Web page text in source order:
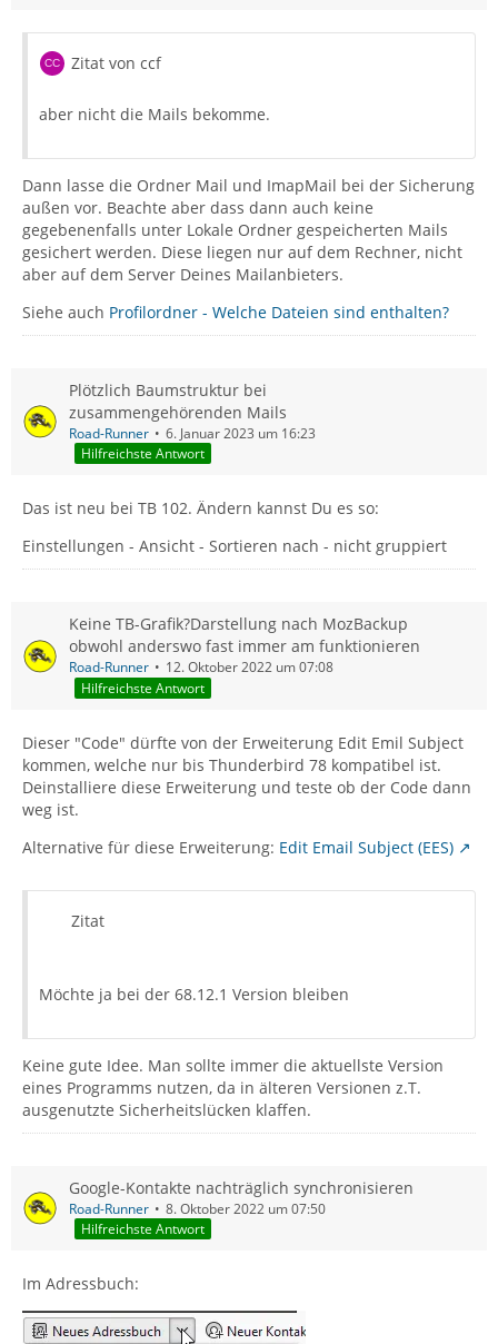
Zitat von ccf
aber nicht die Mails bekomme.
Dann lasse die Ordner Mail und ImapMail bei der Sicherung
außen vor. Beachte aber dass dann auch keine
gegebenenfalls unter Lokale Ordner gespeicherten Mails
gesichert werden. Diese liegen nur auf dem Rechner, nicht
aber auf dem Server Deines Mailanbieters.
Siehe auch Profilordner - Welche Dateien sind enthalten?
Plötzlich Baumstruktur bei
zusammengehörenden Mails
Road-Runner
6. Januar 2023 um 16:23
Hilfreichste Antwort
Das ist neu bei TB 102. Ändern kannst Du es so:
Einstellungen - Ansicht - Sortieren nach - nicht gruppiert
Keine TB-Grafik?Darstellung nach MozBackup
obwohl anderswo fast immer am funktionieren
Road-Runner
12. Oktober 2022 um 07:08
Hilfreichste Antwort
Dieser "Code" dürfte von der Erweiterung Edit Emil Subject
kommen, welche nur bis Thunderbird 78 kompatibel ist.
Deinstalliere diese Erweiterung und teste ob der Code dann
weg ist.
Alternative für diese Erweiterung: Edit Email Subject (EES)
Zitat
Möchte ja bei der 68.12.1 Version bleiben
Keine gute Idee. Man sollte immer die aktuellste Version
eines Programms nutzen, da in älteren Versionen z.T.
ausgenutzte Sicherheitslücken klaffen.
Google-Kontakte nachträglich synchronisieren
Road-Runner
8. Oktober 2022 um 07:50
Hilfreichste Antwort
Im Adressbuch: